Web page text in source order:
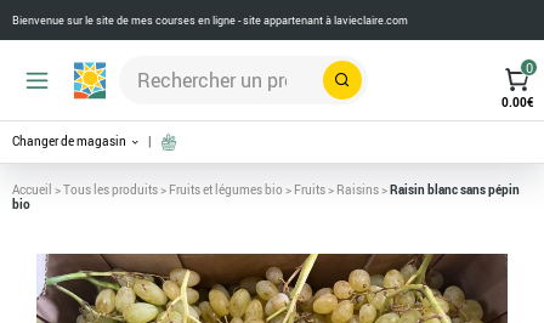
Bienvenue sur le site de mes courses en ligne - site appartenant àlavieclaire.com
Rechercher
0
0.00€
Changer de magasin
Accueil >Tous les produits> Fruits et légumes bio > Fruits> Raisins>Raisin blanc sans pépin
bio